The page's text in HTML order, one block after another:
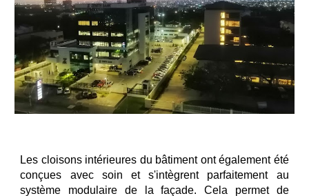
Les cloisons intérieures du bâtiment ont également été
conçues avec soin et s'intègrent parfaitement au
système modulaire de la façade. Cela permet de